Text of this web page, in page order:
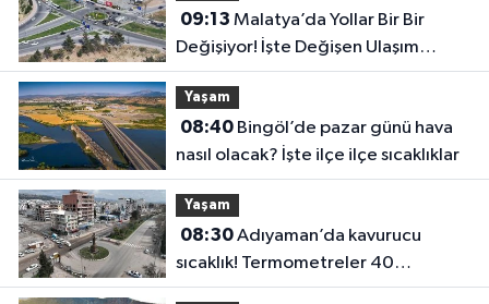
09:13
Değişiyor! İşte Değişen Ulaşım
Noktaları
Yaşam
08:40Bingöl’de pazar günü hava
nasıl olacak? İşte ilçe ilçe sıcaklıklar
Yaşam
08:30Adıyaman’da kavurucu
sıcaklık! Termometreler 40
dereceyi görecek